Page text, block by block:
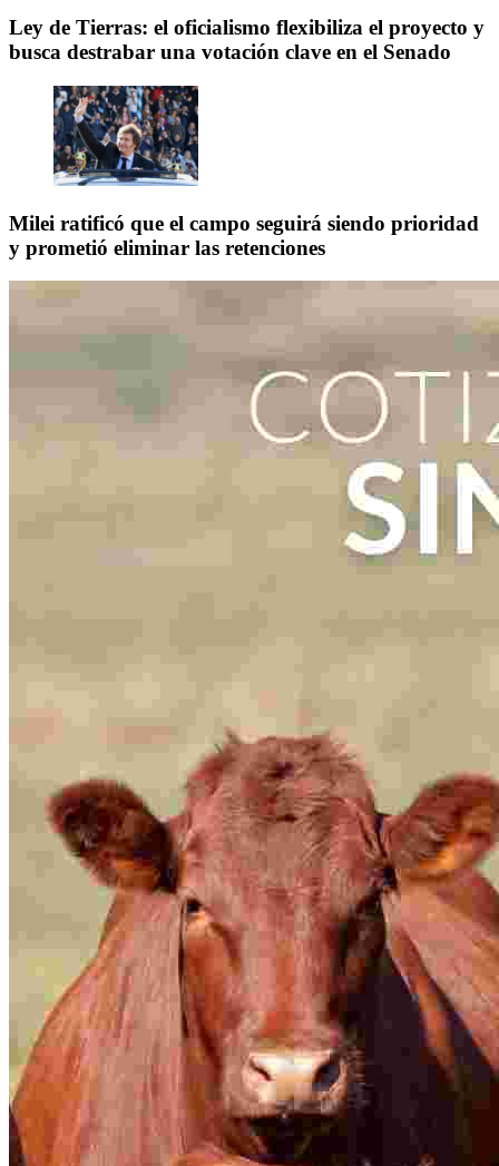
Ley de Tierras: el oficialismo flexibiliza el proyecto y
busca destrabar una votación clave en el Senado
Milei ratificó que el campo seguirá siendo prioridad
y prometió eliminar las retenciones